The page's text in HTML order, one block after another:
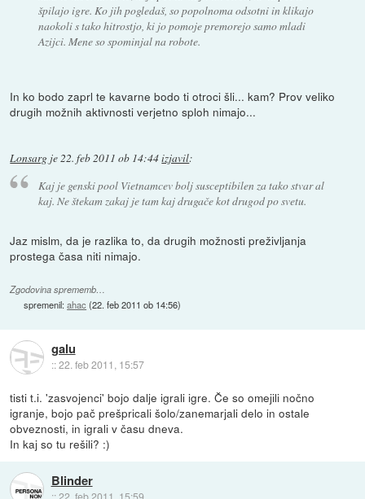
špilajo igre. Ko jih pogledaš, so popolnoma odsotni in klikajo
naokoli s tako hitrostjo, ki jo pomoje premorejo samo mladi
Azijci. Mene so spominjal na robote.
In ko bodo zaprl te kavarne bodo ti otroci šli... kam? Prov veliko
drugih možnih aktivnosti verjetno sploh nimajo...
Lonsarg je22. feb 2011 ob 14:44izjavil:
Kaj je genski pool Vietnamcev bolj susceptibilen za tako stvar al
kaj. Ne štekam zakaj je tam kaj drugače kot drugod po svetu.
Jaz mislm, da je razlika to, da drugih možnosti preživljanja
prostega časa niti nimajo.
Zgodovina sprememb…
spremenil:ahac (22. feb 2011 ob 14:56)
galu
::22. feb 2011, 15:57
tisti t.i. 'zasvojenci' bojo dalje igrali igre. Če so omejili nočno
igranje, bojo pač prešpricali šolo/zanemarjali delo in ostale
obveznosti, in igrali v času dneva.
In kaj so tu rešili? :)
Blinder